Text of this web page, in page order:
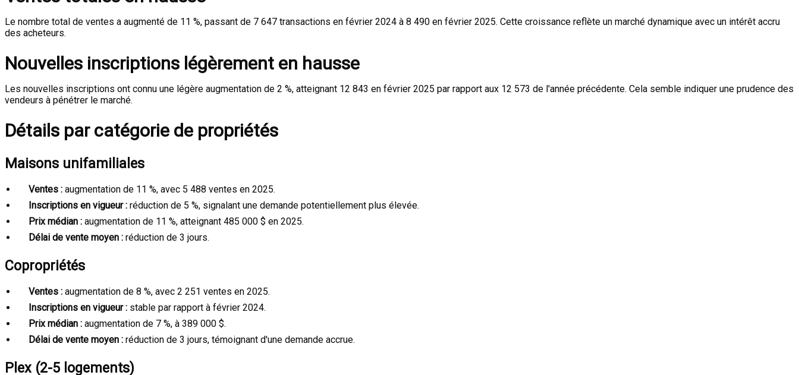
Le nombre total de ventes a augmenté de 11 %, passant de 7 647 transactions en février 2024 à 8 490 en février 2025. Cette croissance reflète un marché dynamique avec un intérêt accru
des acheteurs.
Nouvelles inscriptions légèrement en hausse
Les nouvelles inscriptions ont connu une légère augmentation de 2 %, atteignant 12 843 en février 2025 par rapport aux 12 573 de l'année précédente. Cela semble indiquer une prudence des
vendeurs à pénétrer le marché.
Détails par catégorie de propriétés
Maisons unifamiliales
Ventes : augmentation de 11 %, avec 5 488 ventes en 2025.
Inscriptions en vigueur : réduction de 5 %, signalant une demande potentiellement plus élevée.
Prix médian : augmentation de 11 %, atteignant 485 000 $ en 2025.
Délai de vente moyen : réduction de 3 jours.
Copropriétés
Ventes : augmentation de 8 %, avec 2 251 ventes en 2025.
Inscriptions en vigueur : stable par rapport à février 2024.
Prix médian : augmentation de 7 %, à 389 000 $.
Délai de vente moyen : réduction de 3 jours, témoignant d'une demande accrue.
Plex (2-5 logements)